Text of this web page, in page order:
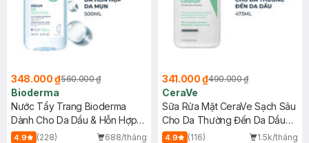
348.000 ₫560.000 ₫
Bioderma
Nước Tẩy Trang Bioderma
Dành Cho Da Dầu & Hỗn Hợp
500ml
4.9 (228)
688/tháng
341.000 ₫490.000 ₫
CeraVe
Sữa Rửa Mặt CeraVe Sạch Sâu
Cho Da Thường Đến Da Dầu
473ml
4.9 (116)
1.5k/tháng